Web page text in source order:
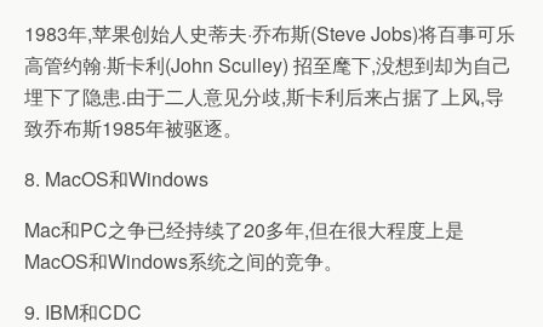
1983年,苹果创始人史蒂夫·乔布斯(Steve Jobs)将百事可乐
高管约翰·斯卡利(John Sculley) 招至麾下,没想到却为自己
埋下了隐患.由于二人意见分歧,斯卡利后来占据了上风,导
致乔布斯1985年被驱逐。
8. MacOS和Windows
Mac和PC之争已经持续了20多年,但在很大程度上是
MacOS和Windows系统之间的竞争。
9. IBM和CDC